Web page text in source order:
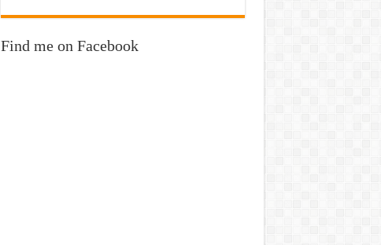
Find me on Facebook